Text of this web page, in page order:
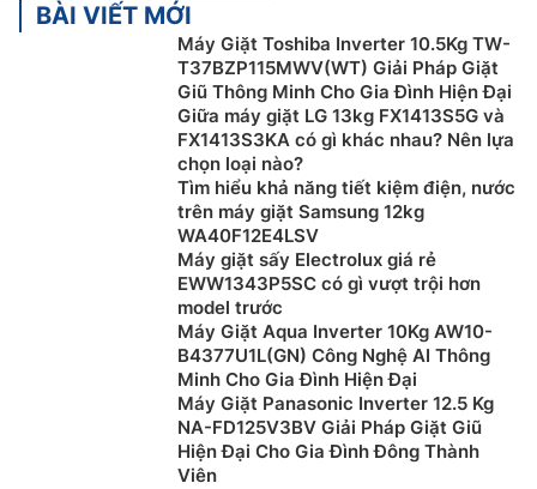
BÀI VIẾT MỚI
Máy Giặt Toshiba Inverter 10.5Kg TW-
T37BZP115MWV(WT) Giải Pháp Giặt
Giũ Thông Minh Cho Gia Đình Hiện Đại
Giữa máy giặt LG 13kg FX1413S5G và
FX1413S3KA có gì khác nhau? Nên lựa
chọn loại nào?
Tìm hiểu khả năng tiết kiệm điện, nước
trên máy giặt Samsung 12kg
WA40F12E4LSV
Máy giặt sấy Electrolux giá rẻ
EWW1343P5SC có gì vượt trội hơn
model trước
Máy Giặt Aqua Inverter 10Kg AW10-
B4377U1L(GN) Công Nghệ AI Thông
Minh Cho Gia Đình Hiện Đại
Máy Giặt Panasonic Inverter 12.5 Kg
NA-FD125V3BV Giải Pháp Giặt Giũ
Hiện Đại Cho Gia Đình Đông Thành
Viên